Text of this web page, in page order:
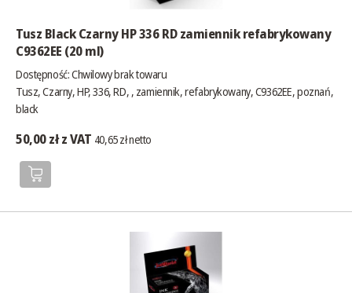
Tusz Black Czarny HP 336 RD zamiennik refabrykowany
C9362EE (20 ml)
Dostępność:Chwilowy brak towaru
Tusz, Czarny, HP, 336, RD, , zamiennik, refabrykowany, C9362EE, poznań,
black
50,00 zł z VAT 40,65 zł netto